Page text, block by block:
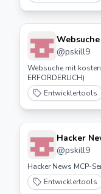
@pskill9
Websuche mit
ERFORDERLICH)
Entwicklertools
Hacker
@pskill9
Hacker News MCP-
Entwicklertools